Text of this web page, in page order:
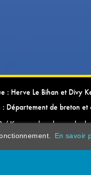
: Herve Le Bihan et Divy
: Département de breton et
/ Kevrenn brezhoneg ha
En savoir